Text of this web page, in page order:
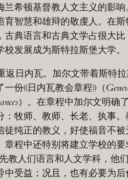
兰希顿基督教人文主义的影响
育智慧和雄辩的敬虔人。在斯
古典语言和古典文学占很大比
发展成为斯特拉斯堡大学。
返日内瓦。加尔文带着斯特
份《日内瓦教会章程》（
）。在章程中加尔文明确
：牧师、教师、长老、执事。
徒纯正的教义，好使福音不被
章程中还特别将建立学校的要
教人们语言和人文学科，他
中受益；况且，也有必要为后